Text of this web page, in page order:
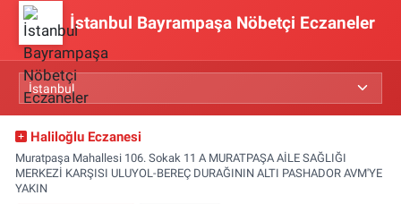
İstanbul Bayrampaşa Nöbetçi Eczaneler
Haliloğlu Eczanesi
Muratpaşa Mahallesi 106. Sokak 11 A MURATPAŞA AİLE SAĞLIĞI
MERKEZİ KARŞISI ULUYOL-BEREÇ DURAĞININ ALTI PASHADOR AVM'YE
YAKIN